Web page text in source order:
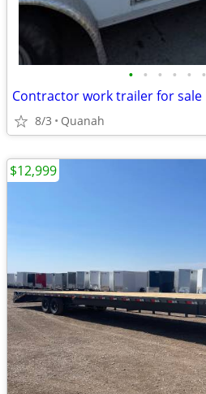
• • • • • •
Contractor work trailer for sale
8/3 Quanah
$12,999